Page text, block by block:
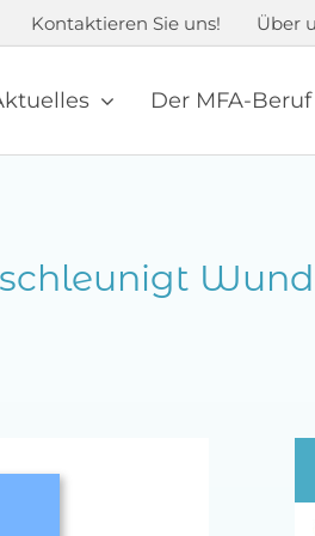
Kontaktieren Sie uns! Über
Der MFA-Beruf